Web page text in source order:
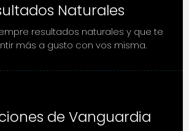
Naturales
resultados naturales y que te
más a gusto con vos misma.
de Vanguardia